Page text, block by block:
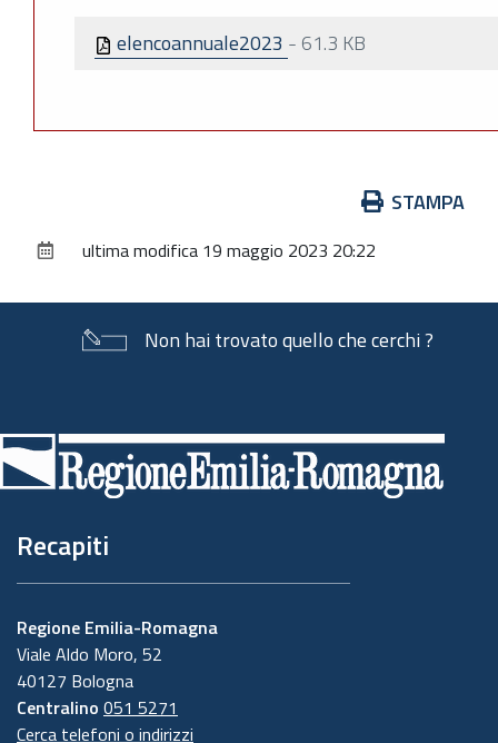
elencoannuale2023 - 61.3 KB
documento
STAMPA
ultima modifica 19 maggio 2023 20:22
Non hai trovato quello che cerchi ?
di
pagina
Recapiti
Regione Emilia-Romagna
Viale Aldo Moro, 52
40127 Bologna
Centralino 051 5271
Cerca telefoni o indirizzi